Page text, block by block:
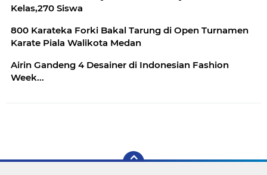
Kelas,270 Siswa
800 Karateka Forki Bakal Tarung di Open Turnamen
Karate Piala Walikota Medan
Airin Gandeng 4 Desainer di Indonesian Fashion
Week...